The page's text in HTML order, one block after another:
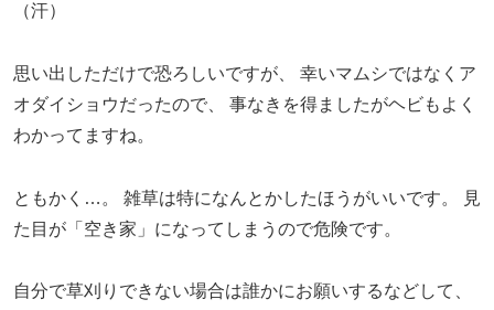
（汗）
思い出しただけで恐ろしいですが、
幸いマムシではなくア
オダイショウだったので、
事なきを得ましたがヘビもよく
わかってますね。
ともかく…。 雑草は特になんとかしたほうがいいです。
見
た目が「空き家」になってしまうので危険です。
自分で草刈りできない場合は誰かにお願いするなどして、